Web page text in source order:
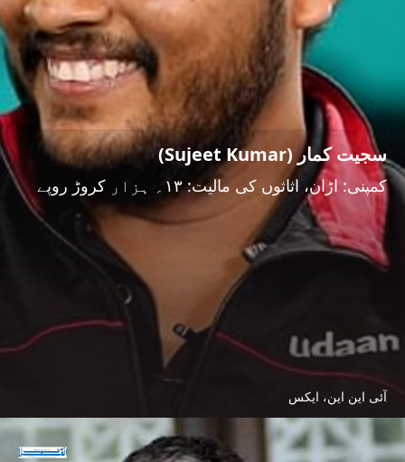
سجیت کمار (Sujeet Kumar)
کمپنی: اڑان، اثاثوں کی مالیت: ۱۳؍ ہزار کروڑ روپے
آئی این این، ایکس